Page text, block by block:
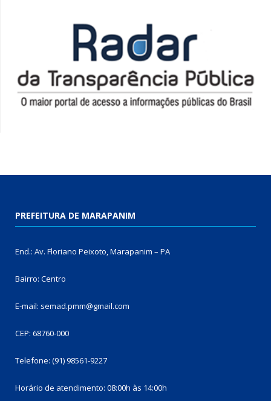
PREFEITURA DE MARAPANIM
End.: Av. Floriano Peixoto, Marapanim – PA
Bairro: Centro
E-mail: semad.pmm@gmail.com
CEP: 68760-000
Telefone: (91) 98561-9227
Horário de atendimento: 08:00h às 14:00h